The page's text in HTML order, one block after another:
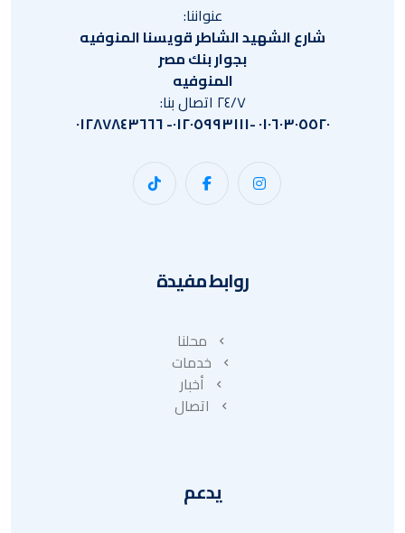
عنواننا:
شارع الشهيد الشاطر قويسنا المنوفيه
بجوار بنك مصر
المنوفيه
٢٤/٧ اتصال بنا:
٠١٠٦٠٣٠٥٥٢٠ -٠١٢٠٥٩٩٣١١١- ٠١٢٨٧٨٤٣٦٦٦
روابط مفيدة
محلنا
خدمات
أخبار
اتصال
يدعم